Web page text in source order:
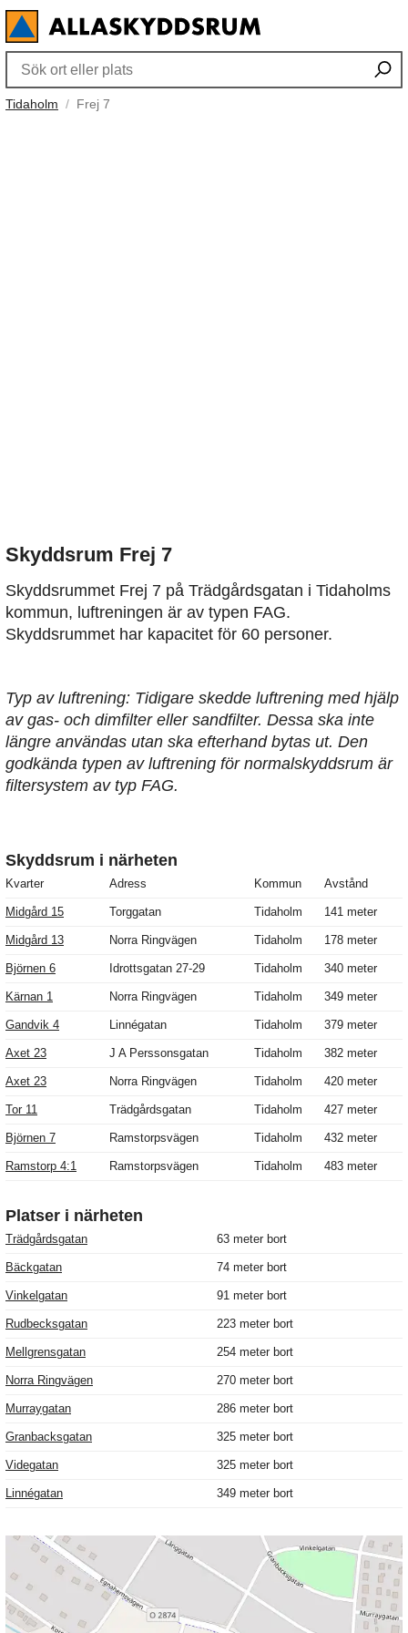
Tidaholm Frej 7
Skyddsrum Frej 7
Skyddsrummet Frej 7 på Trädgårdsgatan i Tidaholms
kommun, luftreningen är av typen FAG.
Skyddsrummet har kapacitet för 60 personer.
Typ av luftrening: Tidigare skedde luftrening med hjälp
av gas- och dimfilter eller sandfilter. Dessa ska inte
längre användas utan ska efterhand bytas ut. Den
godkända typen av luftrening för normalskyddsrum är
filtersystem av typ FAG.
Skyddsrum i närheten
Kvarter Adress Kommun Avstånd
Midgård 15 Torggatan Tidaholm 141 meter
Midgård 13 Norra Ringvägen Tidaholm 178 meter
Björnen 6 Idrottsgatan 27-29 Tidaholm 340 meter
Kärnan 1 Norra Ringvägen Tidaholm 349 meter
Gandvik 4 Linnégatan Tidaholm 379 meter
Axet 23 J A Perssonsgatan Tidaholm 382 meter
Axet 23 Norra Ringvägen Tidaholm 420 meter
Tor 11 Trädgårdsgatan Tidaholm 427 meter
Björnen 7 Ramstorpsvägen Tidaholm 432 meter
Ramstorp 4:1 Ramstorpsvägen Tidaholm 483 meter
Platser i närheten
Trädgårdsgatan 63 meter bort
Bäckgatan 74 meter bort
Vinkelgatan 91 meter bort
Rudbecksgatan 223 meter bort
Mellgrensgatan 254 meter bort
Norra Ringvägen 270 meter bort
Murraygatan 286 meter bort
Granbacksgatan 325 meter bort
Videgatan 325 meter bort
Linnégatan 349 meter bort